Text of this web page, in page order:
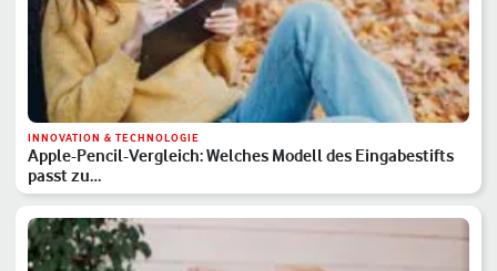
INNOVATION & TECHNOLOGIE
Apple-Pencil-Vergleich: Welches Modell des Eingabestifts
passt zu…